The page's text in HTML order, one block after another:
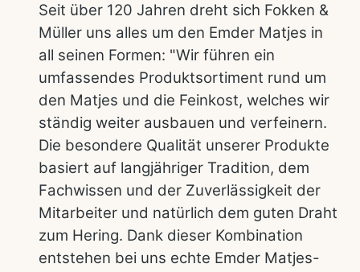
Seit über 120 Jahren dreht sich Fokken &
Müller uns alles um den Emder Matjes in
all seinen Formen: "Wir führen ein
umfassendes Produktsortiment rund um
den Matjes und die Feinkost, welches wir
ständig weiter ausbauen und verfeinern.
Die besondere Qualität unserer Produkte
basiert auf langjähriger Tradition, dem
Fachwissen und der Zuverlässigkeit der
Mitarbeiter und natürlich dem guten Draht
zum Hering. Dank dieser Kombination
entstehen bei uns echte Emder Matjes-